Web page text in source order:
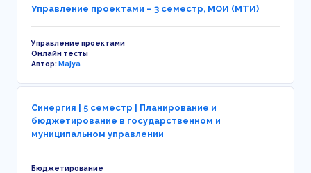
Управление проектами – 3 семестр, МОИ (МТИ)
Управление проектами
Онлайн тесты
Автор:Majya
Синергия | 5 семестр | Планирование и
бюджетирование в государственном и
муниципальном управлении
Бюджетирование